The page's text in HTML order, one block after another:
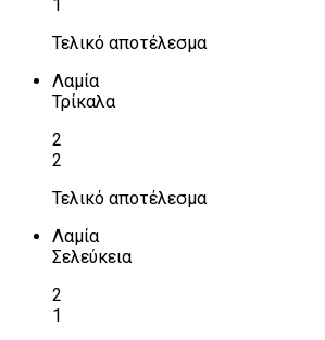
1
Τελικό αποτέλεσμα
Λαμία
Τρίκαλα
2
2
Τελικό αποτέλεσμα
Λαμία
Σελεύκεια
2
1